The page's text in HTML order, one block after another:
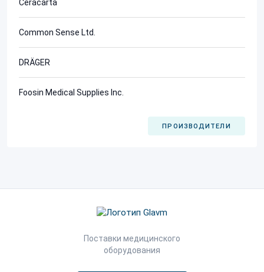
Ceracarta
Common Sense Ltd.
DRÄGER
Foosin Medical Supplies Inc.
ПРОИЗВОДИТЕЛИ
Поставки медицинского
оборудования